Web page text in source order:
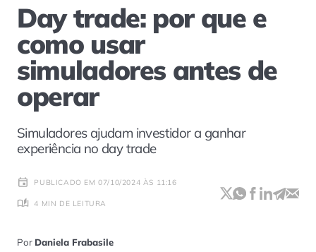
Day trade: por que e
como usar
simuladores antes de
operar
Simuladores ajudam investidor a ganhar
experiência no day trade
PUBLICADO EM 07/10/2024 ÀS 11:16
4 MIN DE LEITURA
Por Daniela Frabasile